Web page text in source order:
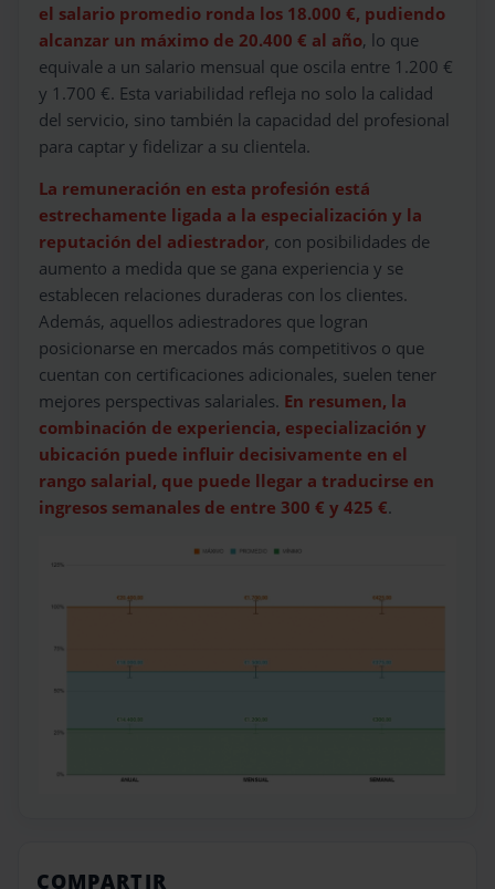
el salario promedio ronda los 18.000 €, pudiendo
alcanzar un máximo de 20.400 € al año, lo que
equivale a un salario mensual que oscila entre 1.200 €
y 1.700 €. Esta variabilidad refleja no solo la calidad
del servicio, sino también la capacidad del profesional
para captar y fidelizar a su clientela.
La remuneración en esta profesión está
estrechamente ligada a la especialización y la
reputación del adiestrador, con posibilidades de
aumento a medida que se gana experiencia y se
establecen relaciones duraderas con los clientes.
Además, aquellos adiestradores que logran
posicionarse en mercados más competitivos o que
cuentan con certificaciones adicionales, suelen tener
mejores perspectivas salariales. En resumen, la
combinación de experiencia, especialización y
ubicación puede influir decisivamente en el
rango salarial, que puede llegar a traducirse en
ingresos semanales de entre 300 € y 425 €.
COMPARTIR